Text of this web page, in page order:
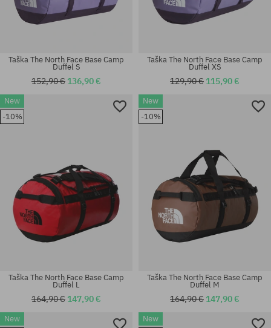
univerzálna veľkosť univerzálna veľkosť
Taška The North Face Base Camp
Duffel S
152,90 € 136,90 €
Taška The North Face Base Camp
Duffel XS
129,90 € 115,90 €
New
-10%
Taška The North Face Base Camp
Duffel L
164,90 € 147,90 €
New
-10%
Taška The North Face Base Camp
Duffel M
164,90 € 147,90 €
New
New